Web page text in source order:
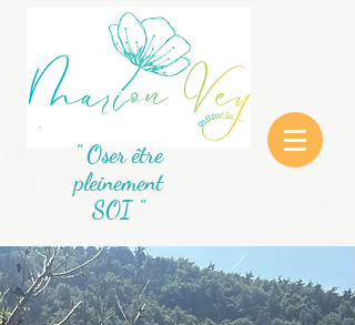
" Oser être
pleinement
SOI "